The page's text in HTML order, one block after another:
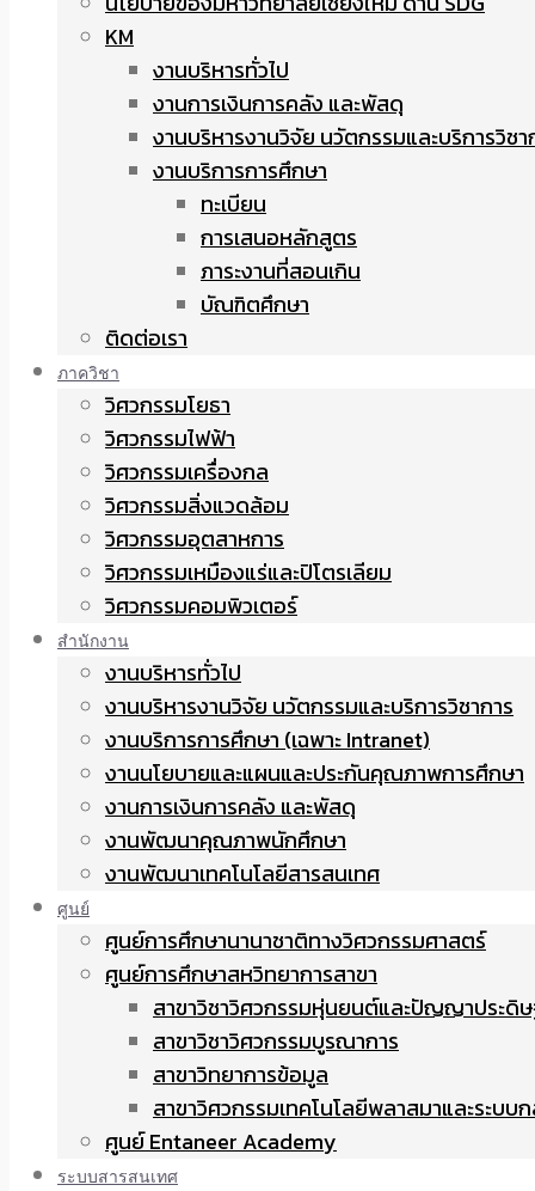
KM
งานบริหารทั่วไป
งานการเงินการคลัง และพัสดุ
งานบริหารงานวิจัย นวัตกรรมและบริการวิชา
งานบริการการศึกษา
ทะเบียน
การเสนอหลักสูตร
ภาระงานที่สอนเกิน
บัณฑิตศึกษา
ติดต่อเรา
ภาควิชา
วิศวกรรมโยธา
วิศวกรรมไฟฟ้า
วิศวกรรมเครื่องกล
วิศวกรรมสิ่งแวดล้อม
วิศวกรรมอุตสาหการ
วิศวกรรมเหมืองแร่และปิโตรเลียม
วิศวกรรมคอมพิวเตอร์
สำนักงาน
งานบริหารทั่วไป
งานบริหารงานวิจัย นวัตกรรมและบริการวิชาการ
งานบริการการศึกษา (เฉพาะ Intranet)
งานนโยบายและแผนและประกันคุณภาพการศึกษา
งานการเงินการคลัง และพัสดุ
งานพัฒนาคุณภาพนักศึกษา
งานพัฒนาเทคโนโลยีสารสนเทศ
ศูนย์
ศูนย์การศึกษานานาชาติทางวิศวกรรมศาสตร์
ศูนย์การศึกษาสหวิทยาการสาขา
สาขาวิชาวิศวกรรมหุ่นยนต์และปัญญาประดิ
สาขาวิชาวิศวกรรมบูรณาการ
สาขาวิทยาการข้อมูล
สาขาวิศวกรรมเทคโนโลยีพลาสมาและระบบ
ศูนย์ Entaneer Academy
ระบบสารสนเทศ